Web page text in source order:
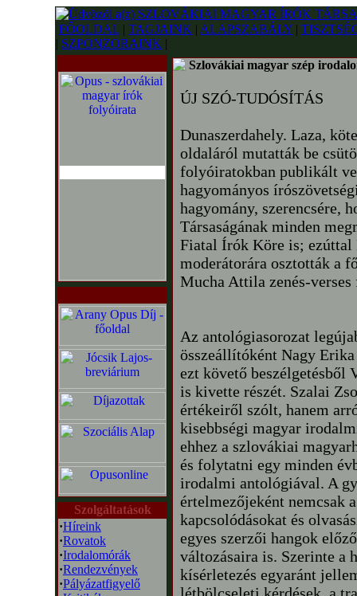
FŐOLDAL | TAGJAINK | ALAPSZABÁLY |
| SZPONZORAINK |
Szolgáltatások
·Híreink
·Rovatok
·Irodalomórák
·Rendezvények
·Pályázatfigyelő
Szlovákiai magyar szép
ÚJ SZÓ-TUDÓSÍTÁS
Dunaszerdahely. Laza,
oldaláról mutatták be
folyóiratokban publikált
hagyományos
hagyomány, szerencsére,
Társaságának minden
Fiatal Írók Köre is; ezúttal
moderátorára osztották a
Mucha Attila zenés-verses
Az antológiasorozat
összeállítóként Nagy
ezt követő beszélgetésből
is kivette részét. Szalai
értékeiről szólt, hanem
kisebbségi magyar
ehhez a szlovákiai
és folytatni egy minden
irodalmi antológiával. A
értelmezőjeként nemcsak
kapcsolódásokat és
egyes szerzői hangok
változásaira is. Szerinte a
kísérletezés egyaránt